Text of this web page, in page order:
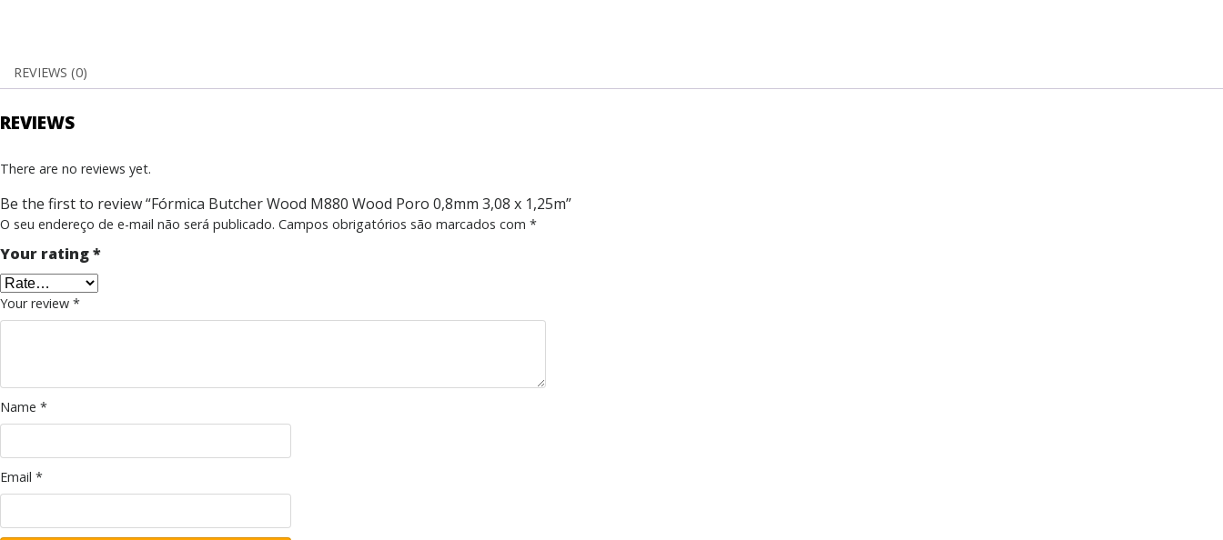
REVIEWS (0)
REVIEWS
There are no reviews yet.
Be the first to review “Fórmica Butcher Wood M880 Wood Poro 0,8mm 3,08 x 1,25m”
O seu endereço de e-mail não será publicado. Campos obrigatórios são marcados com *
Your rating*
Your review *
Name *
Email *